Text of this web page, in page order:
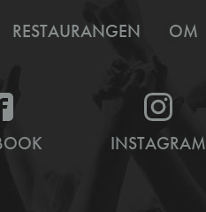
RESTAURANGEN OM
INSTAGRAM